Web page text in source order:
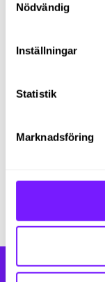
Nödvändig
Inställningar
Statistik
Marknadsföring